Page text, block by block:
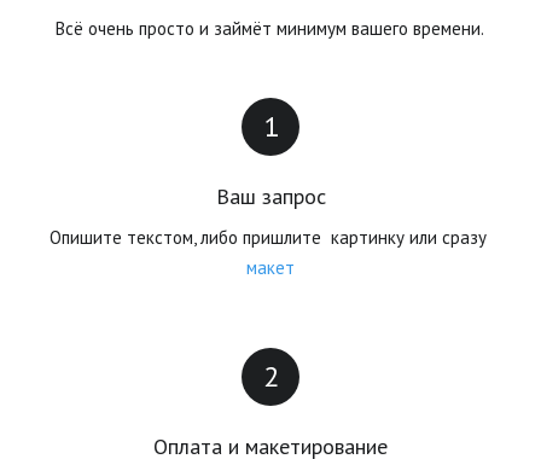
Всё очень просто и займёт минимум вашего времени.
Ваш запрос
макет
Оплата и макетирование